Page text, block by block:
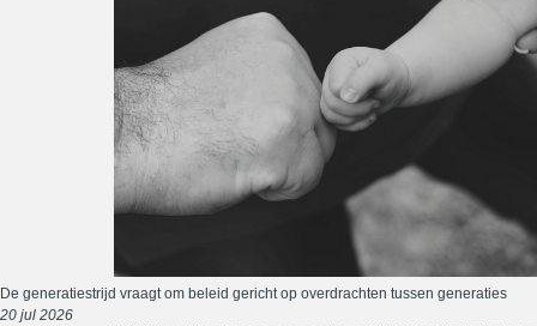
De generatiestrijd vraagt om beleid gericht op overdrachten tussen generaties
20 jul 2026